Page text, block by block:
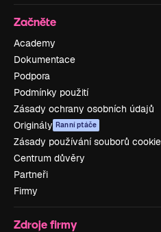
Začněte
Academy
Dokumentace
Podpora
Podmínky použití
Zásady ochrany osobních údajů
Originály Ranní ptáče
Zásady používání souborů cookie
Centrum důvěry
Partneři
Firmy
Zdroje firmy